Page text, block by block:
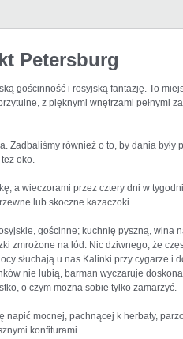
Petersburg
gościnność i rosyjską fantazję. To
z pięknymi wnętrzami pełnymi
Zadbaliśmy również o to, by dania były
oko.
a wieczorami przez cztery dni w
lub skoczne kazaczoki.
gościnne; kuchnię pyszną, wina
zmrożone na lód. Nic dziwnego, że
słuchają u nas Kalinki przy cygarze i
nie lubią, barman wyczaruje
o czym można sobie tylko zamarzyć.
napić mocnej, pachnącej k herbaty,
konfiturami.